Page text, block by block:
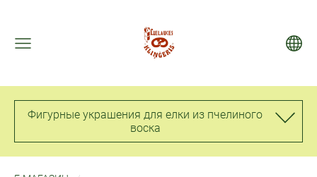
Фигурные украшения для елки из пчелиного
воска